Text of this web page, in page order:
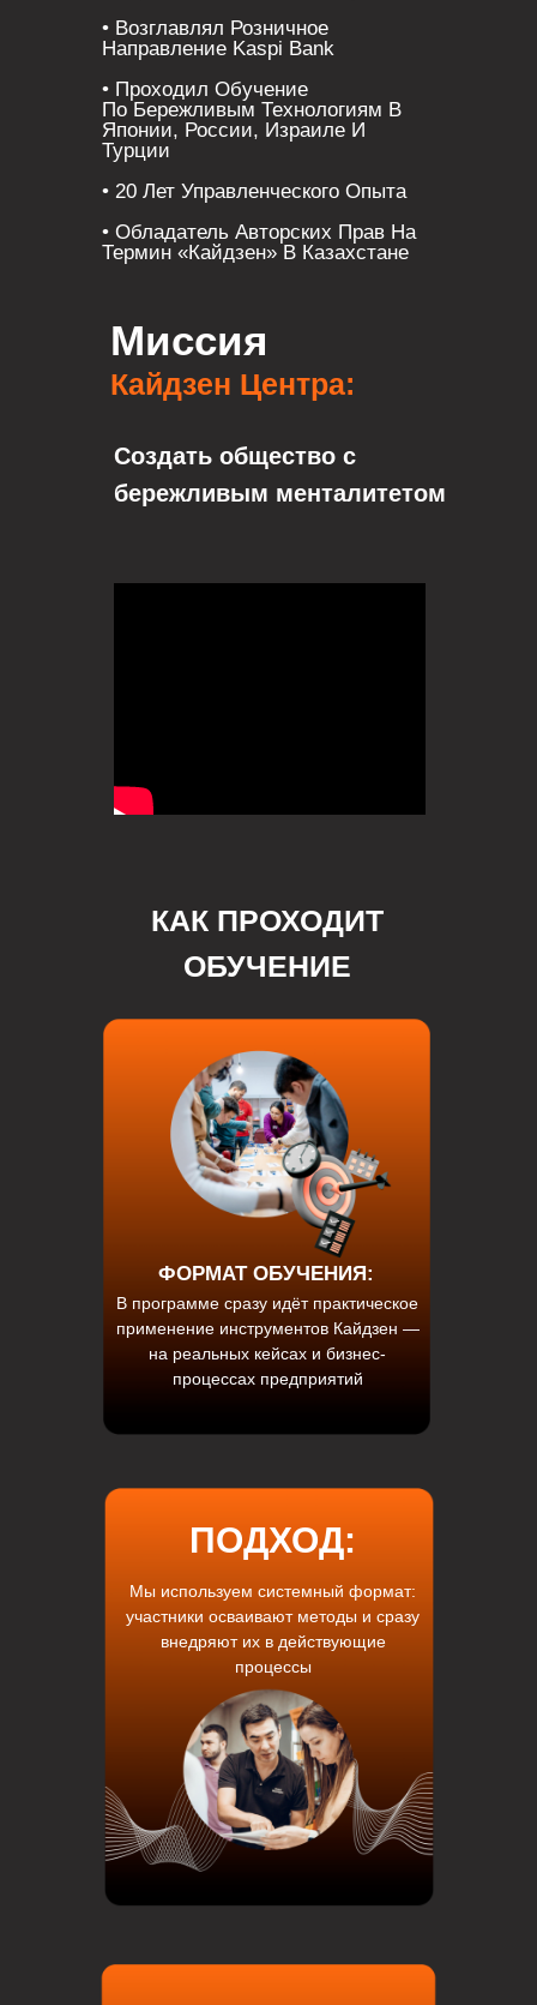
• Возглавлял Розничное
Направление Kaspi Bank
• Проходил Обучение
По Бережливым Технологиям В
Японии, России, Израиле И
Турции
• 20 Лет Управленческого Опыта
• Обладатель Авторских Прав На
Термин «Кайдзен» В Казахстане
Миссия
Кайдзен Центра:
Создать общество с
бережливым менталитетом
КАК ПРОХОДИТ
ОБУЧЕНИЕ
ФОРМАТ ОБУЧЕНИЯ:
В программе сразу идёт практическое
применение инструментов Кайдзен —
на реальных кейсах и бизнес-
процессах предприятий
Мы используем системный формат:
участники осваивают методы и сразу
внедряют их в действующие
процессы
ПОДХОД: